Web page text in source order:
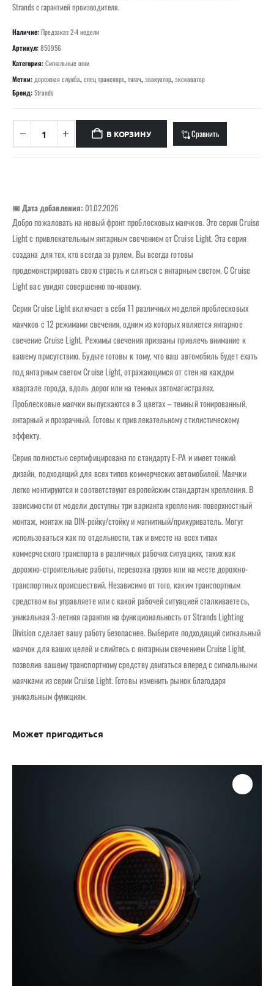
Strands с гарантией производителя.
Наличие:Предзаказ 2-4 недели
Артикул:850956
Категория:Сигнальные огни
Метки: дорожная служба,спец транспорт,тягач,эвакуатор,экскаватор
Бренд:Strands
В КОРЗИНУ Сравнить
📅 Дата добавления: 01.02.2026
Добро пожаловать на новый фронт проблесковых маячков. Это серия Cruise
Light с привлекательным янтарным свечением от Cruise Light. Эта серия
создана для тех, кто всегда за рулем. Вы всегда готовы
продемонстрировать свою страсть и слиться с янтарным светом. С Cruise
Light вас увидят совершенно по-новому.
Серия Cruise Light включает в себя 11 различных моделей проблесковых
маячков с 12 режимами свечения, одним из которых является янтарное
свечение Cruise Light. Режимы свечения призваны привлечь внимание к
вашему присутствию. Будьте готовы к тому, что ваш автомобиль будет ехать
под янтарным светом Cruise Light, отражающимся от стен на каждом
квартале города, вдоль дорог или на темных автомагистралях.
Проблесковые маячки выпускаются в 3 цветах – темный тонированный,
янтарный и прозрачный. Готовы к привлекательному стилистическому
эффекту.
Серия полностью сертифицирована по стандарту E-PA и имеет тонкий
дизайн, подходящий для всех типов коммерческих автомобилей. Маячки
легко монтируются и соответствуют европейским стандартам крепления. В
зависимости от модели доступны три варианта крепления: поверхностный
монтаж, монтаж на DIN-рейку/стойку и магнитный/прикуриватель. Могут
использоваться как по отдельности, так и вместе на всех типах
коммерческого транспорта в различных рабочих ситуациях, таких как
дорожно-строительные работы, перевозка грузов или на месте дорожно-
транспортных происшествий. Независимо от того, каким транспортным
средством вы управляете или с какой рабочей ситуацией сталкиваетесь,
уникальная 3-летняя гарантия на функциональность от Strands Lighting
Division сделает вашу работу безопаснее. Выберите подходящий сигнальный
маячок для ваших целей и слийтесь с янтарным свечением Cruise Light,
позволив вашему транспортному средству двигаться вперед с сигнальными
маячками из серии Cruise Light. Готовы изменить рынок благодаря
уникальным функциям.
Может пригодиться